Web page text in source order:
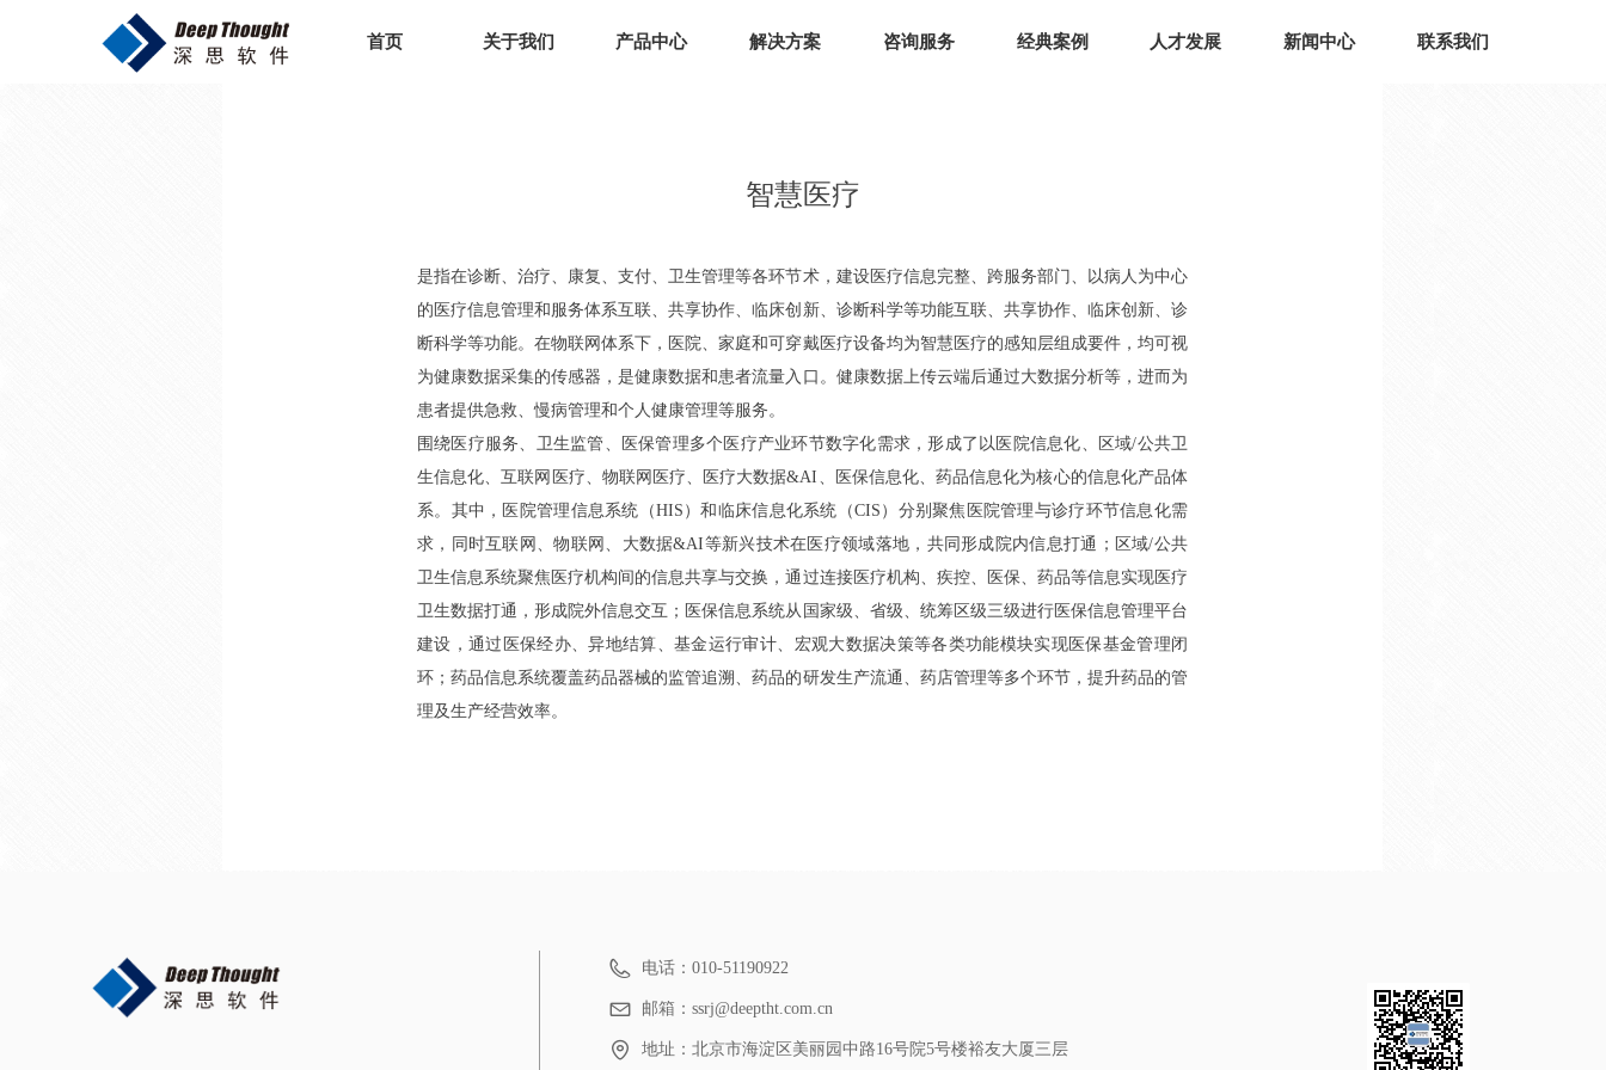
首页 关于我们 产品中心 解决方案 咨询服务 经典案例 人才发展 新闻中心 联系我们
智慧医疗
是指在诊断、治疗、康复、支付、卫生管理等各环节术，建设医疗信息完整、跨服务部门、以病人为中心
的医疗信息管理和服务体系互联、共享协作、临床创新、诊断科学等功能互联、共享协作、临床创新、诊
断科学等功能。在物联网体系下，医院、家庭和可穿戴医疗设备均为智慧医疗的感知层组成要件，均可视
为健康数据采集的传感器，是健康数据和患者流量入口。健康数据上传云端后通过大数据分析等，进而为
患者提供急救、慢病管理和个人健康管理等服务。
围绕医疗服务、卫生监管、医保管理多个医疗产业环节数字化需求，形成了以医院信息化、区域/公共卫
生信息化、互联网医疗、物联网医疗、医疗大数据&AI、医保信息化、药品信息化为核心的信息化产品体
系。其中，医院管理信息系统（HIS）和临床信息化系统（CIS）分别聚焦医院管理与诊疗环节信息化需
求，同时互联网、物联网、大数据&AI等新兴技术在医疗领域落地，共同形成院内信息打通；区域/公共
卫生信息系统聚焦医疗机构间的信息共享与交换，通过连接医疗机构、疾控、医保、药品等信息实现医疗
卫生数据打通，形成院外信息交互；医保信息系统从国家级、省级、统筹区级三级进行医保信息管理平台
建设，通过医保经办、异地结算、基金运行审计、宏观大数据决策等各类功能模块实现医保基金管理闭
环；药品信息系统覆盖药品器械的监管追溯、药品的研发生产流通、药店管理等多个环节，提升药品的管
理及生产经营效率。
电话： 010-51190922
邮箱： ssrj@deeptht.com.cn
地址： 北京市海淀区美丽园中路16号院5号楼裕友大厦三层